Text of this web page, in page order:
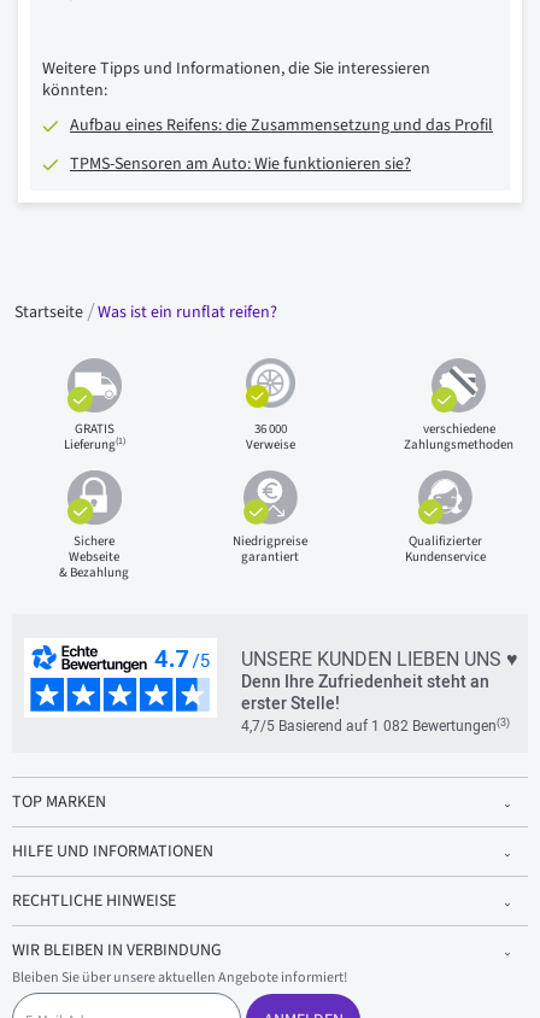
Weitere Tipps und Informationen, die Sie interessieren
könnten:
Aufbau eines Reifens: die Zusammensetzung und das Profil
TPMS-Sensoren am Auto: Wie funktionieren sie?
Startseite Was ist ein runflat reifen?
GRATIS
Lieferung(1)
36 000
Verweise
verschiedene
Zahlungsmethoden
Sichere
Webseite
& Bezahlung
Niedrigpreise
garantiert
Qualifizierter
Kundenservice
UNSERE KUNDEN LIEBEN UNS ♥
Denn Ihre Zufriedenheit steht an
erster Stelle!
4,7/5 Basierend auf 1 082 Bewertungen(3)
TOP MARKEN
HILFE UND INFORMATIONEN
RECHTLICHE HINWEISE
WIR BLEIBEN IN VERBINDUNG
Bleiben Sie über unsere aktuellen Angebote informiert!
E